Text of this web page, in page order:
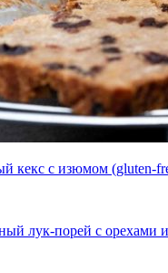
кекс с изюмом (gluten-
лук-порей с орехами